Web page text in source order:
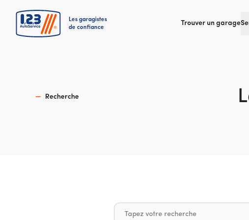
Les garagistes
de confiance
Trouver un garage
Recherche